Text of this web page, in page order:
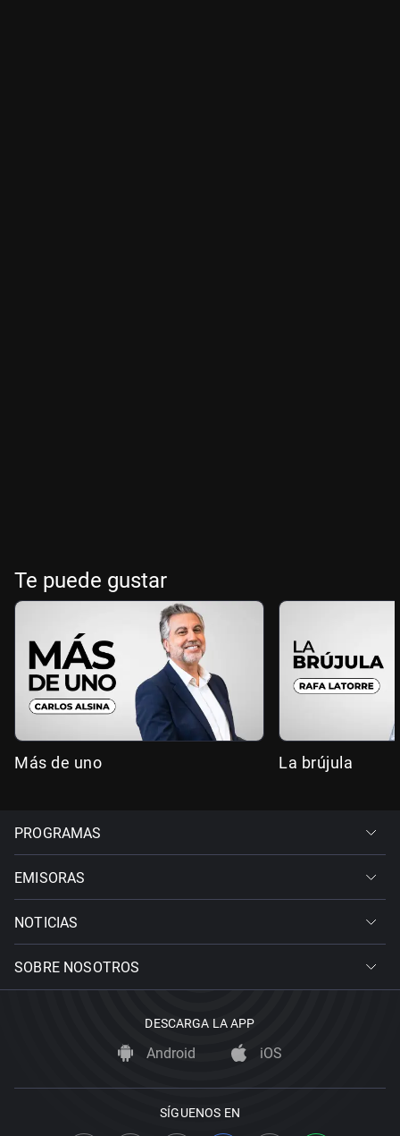
Te puede gustar
Más de uno La brújula
PROGRAMAS
EMISORAS
NOTICIAS
SOBRE NOSOTROS
DESCARGA LA APP
Android iOS
SÍGUENOS EN